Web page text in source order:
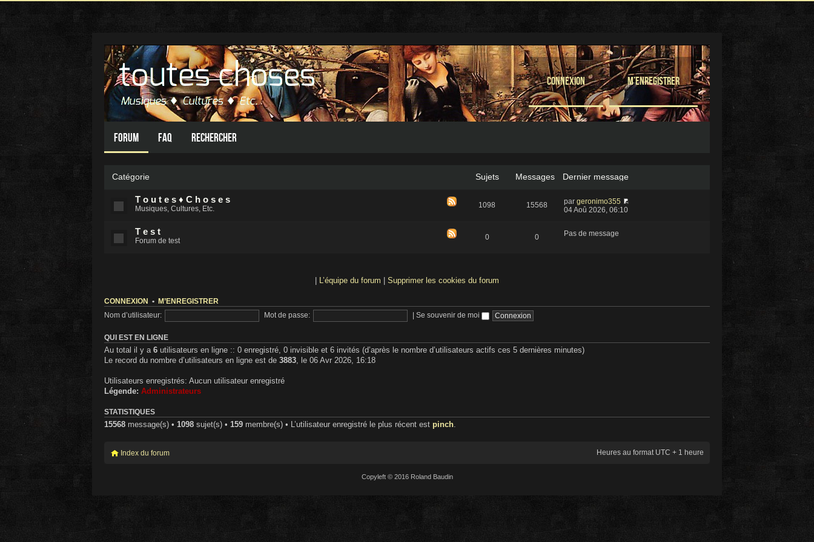
Connexion M’enregistrer
Forum FAQ Rechercher
Catégorie Sujets Messages Dernier message
T o u t e s ♦ C h o s e s
Musiques, Cultures, Etc. 1098 15568 par geronimo355
04 Aoû 2026, 06:10
T e s t
Forum de test 0 0 Pas de message
L’équipe du forum Supprimer les cookies du forum
CONNEXION • M’ENREGISTRER
Nom d’utilisateur: Mot de passe: Se souvenir de moi
QUI EST EN LIGNE
Au total il y a 6 utilisateurs en ligne :: 0 enregistré, 0 invisible et 6 invités (d’après le nombre d’utilisateurs actifs ces 5 dernières minutes)
Le record du nombre d’utilisateurs en ligne est de 3883, le 06 Avr 2026, 16:18
Utilisateurs enregistrés: Aucun utilisateur enregistré
Légende: Administrateurs
STATISTIQUES
15568 message(s) • 1098 sujet(s) • 159 membre(s) • L’utilisateur enregistré le plus récent est pinch.
Index du forum Heures au format UTC + 1 heure
Copyleft © 2016 Roland Baudin